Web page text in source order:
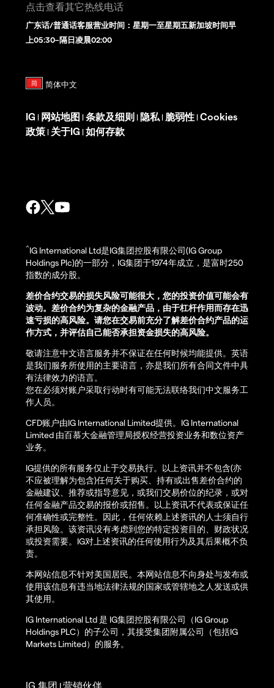
点击查看其它热线电话
广东话/普通话客服营业时间：星期一至星期五新加坡时间早
上05:30–隔日凌晨02:00
IG | 网站地图 | 条款及细则 | 隐私 | 脆弱性 | Cookies
政策 | 关于IG | 如何存款
^IG International Ltd是IG集团控股有限公司(IG Group
Holdings Plc)的一部分，IG集团于1974年成立，是富时250
指数的成分股。
差价合约交易的损失风险可能很大，您的投资价值可能会有
波动。差价合约为复杂的金融产品，由于杠杆作用而存在迅
速亏损的高风险。请您在交易前充分了解差价合约产品的运
作方式，并评估自己能否承担资金损失的高风险。
敬请注意中文语言服务并不保证在任何时候均能提供。英语
是我们服务所使用的主要语言，亦是我们所有合同文件中具
有法律效力的语言。
您在必须对账户采取行动时有可能无法联络我们中文服务工
作人员。
CFD账户由IG International Limited提供。IG International
Limited 由百慕大金融管理局授权经营投资业务和数位资产
业务。
IG提供的所有服务仅止于交易执行。以上资讯并不包含(亦
不应被理解为包含)任何关于购买、持有或出售差价合约的
金融建议、推荐或指导意见，或我们交易价位的纪录，或对
任何金融产品交易的报价或招售。以上资讯不代表或保证任
何准确性或完整性。因此，任何依赖上述资讯的人士须自行
承担风险。该资讯没有考虑到您的特定投资目的、财政状况
或投资需要。IG对上述资讯的任何使用行为及其后果概不负
责。
本网站信息不针对美国居民。本网站信息不向身处与发布或
使用该信息有违当地法律法规的国家或管辖地之人发送或供
其使用。
IG International Ltd 是 IG集团控股有限公司（IG Group
Holdings PLC）的子公司，其接受集团附属公司（包括IG
Markets Limited）的服务。
IG 集团 营销伙伴